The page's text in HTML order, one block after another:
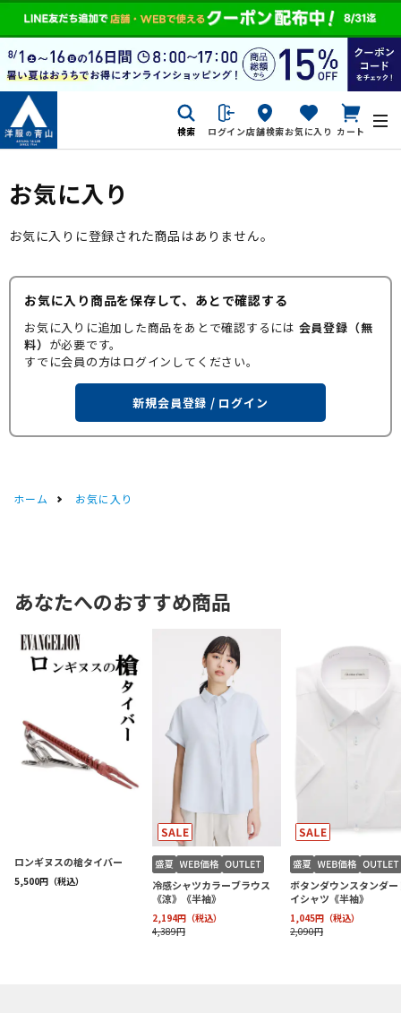
検索 ログイン店舗検索お気に入り カート
お気に入り
お気に入りに登録された商品はありません。
お気に入り商品を保存して、あとで確認する
お気に入りに追加した商品をあとで確認するには 会員登録（無
料） が必要です。
すでに会員の方はログインしてください。
新規会員登録 / ログイン
ホーム お気に入り